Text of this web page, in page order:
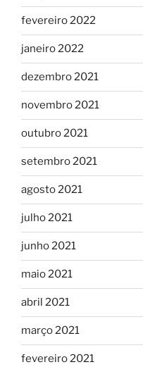
fevereiro 2022
janeiro 2022
dezembro 2021
novembro 2021
outubro 2021
setembro 2021
agosto 2021
julho 2021
junho 2021
maio 2021
abril 2021
março 2021
fevereiro 2021